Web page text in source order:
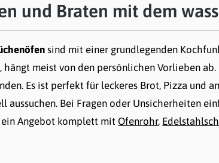
und Braten mit dem
sind mit einer grundlegenden
meist von den persönlichen Vorlieben
Es ist perfekt für leckeres Brot, Pizza und
aussuchen. Bei Fragen oder Unsicherheiten
ein Angebot komplett mit Ofenrohr,